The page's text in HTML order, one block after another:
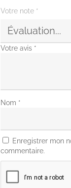
Votre note *
Votre avis *
Nom *
Enregistrer mon
commentaire.